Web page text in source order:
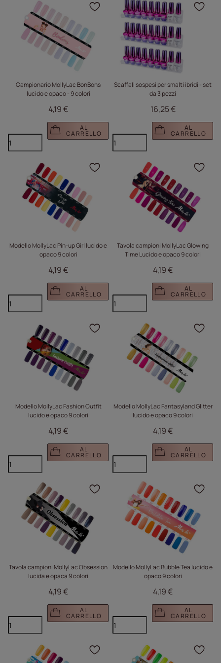
Campionario MollyLac BonBons
lucido e opaco - 9 colori
4,19 €
AL
CARRELLO
Fare clic per
Scaffali sospesi per smalti ibridi - set
da 3 pezzi
16,25 €
AL
CARRELLO
Modello MollyLac Pin-up Girl lucido e
opaco 9 colori
4,19 €
AL
CARRELLO
Fare clic per
Tavola campioni MollyLac Glowing
Time Lucido e opaco 9 colori
4,19 €
AL
CARRELLO
Modello MollyLac Fashion Outfit
lucido e opaco 9 colori
4,19 €
AL
CARRELLO
Fare clic per
Modello MollyLac Fantasyland Glitter
lucido e opaco 9 colori
4,19 €
AL
CARRELLO
Tavola campioni MollyLac Obsession
lucida e opaca 9 colori
4,19 €
AL
CARRELLO
Fare clic per
Modello MollyLac Bubble Tea lucido e
opaco 9 colori
4,19 €
AL
CARRELLO
Fare clic per